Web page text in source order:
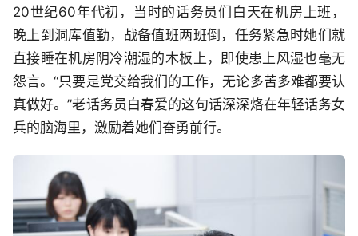
20世纪60年代初，当时的话务员们白天在机房上班，
晚上到洞库值勤，战备值班两班倒，任务紧急时她们就
直接睡在机房阴冷潮湿的木板上，即使患上风湿也毫无
怨言。“只要是党交给我们的工作，无论多苦多难都要认
真做好。”老话务员白春爱的这句话深深烙在年轻话务女
兵的脑海里，激励着她们奋勇前行。